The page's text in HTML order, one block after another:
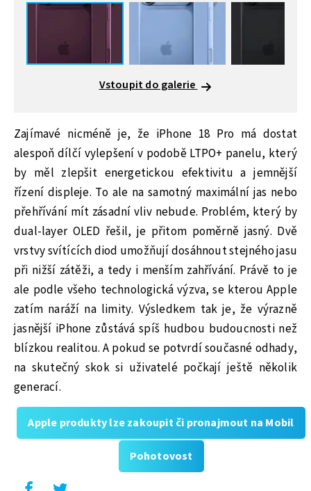
Vstoupit do galerie
Zajímavé nicméně je, že iPhone 18 Pro má dostat
alespoň dílčí vylepšení v podobě LTPO+ panelu, který
by měl zlepšit energetickou efektivitu a jemnější
řízení displeje. To ale na samotný maximální jas nebo
přehřívání mít zásadní vliv nebude. Problém, který by
dual-layer OLED řešil, je přitom poměrně jasný. Dvě
vrstvy svítících diod umožňují dosáhnout stejného jasu
při nižší zátěži, a tedy i menším zahřívání. Právě to je
ale podle všeho technologická výzva, se kterou Apple
zatím naráží na limity. Výsledkem tak je, že výrazně
jasnější iPhone zůstává spíš hudbou budoucnosti než
blízkou realitou. A pokud se potvrdí současné odhady,
na skutečný skok si uživatelé počkají ještě několik
generací.
Apple produkty lze zakoupit či pronajmout na Mobil
Pohotovost